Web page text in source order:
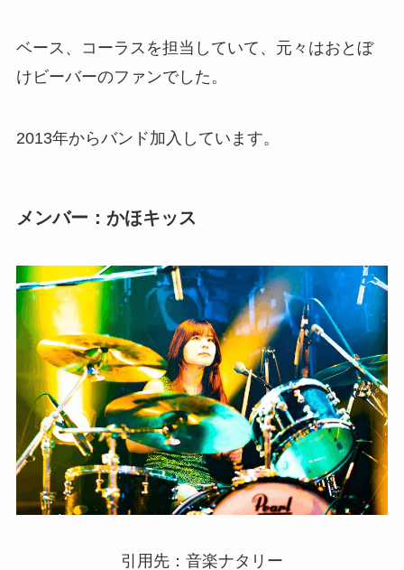
ベース、コーラスを担当していて、元々はおとぼ
けビーバーのファンでした。
2013年からバンド加入しています。
メンバー：かほキッス
引用先：音楽ナタリー